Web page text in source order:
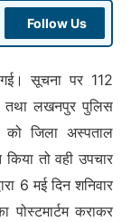
Follow Us
सूचना पर 112
तथा लखनपुर पुलिस
जिला अस्पताल
तो वही उपचार
6 मई दिन शनिवार
कराकर